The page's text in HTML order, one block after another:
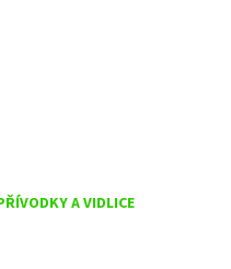
A VIDLICE